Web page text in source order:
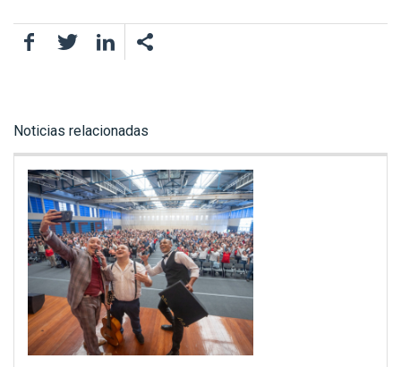
FacebookTwitter LinkedIn
Noticias relacionadas